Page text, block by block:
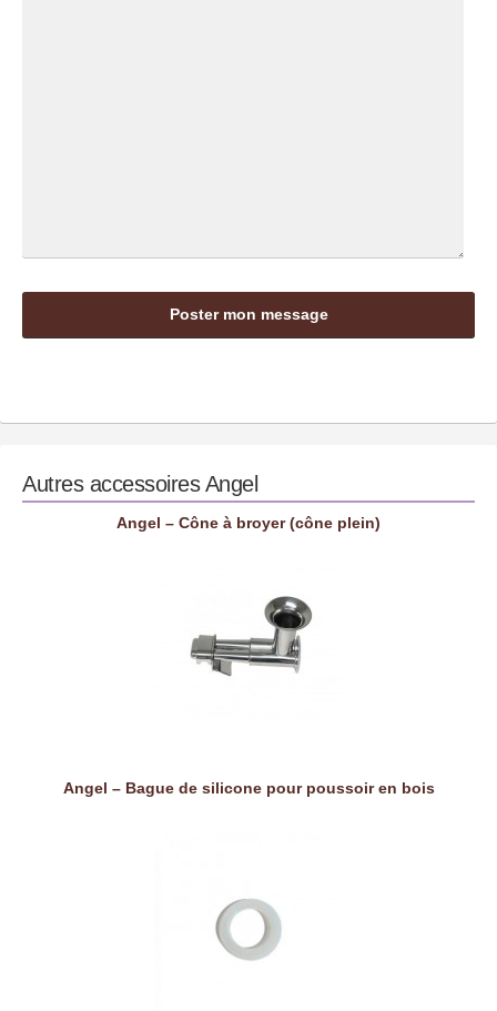
Autres accessoiresAngel
Angel – Cône à broyer (cône plein)
Angel – Bague de silicone pour poussoir en bois